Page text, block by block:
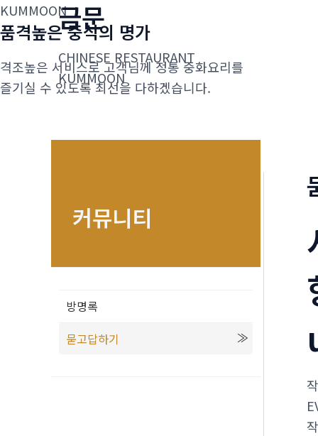
콘
텐
로
건
금문
CHINESE RESTAURANT
KUMMOON
KUMMOON
품격높은 중식의 명가
격조높은 서비스로 고객님께 정통 중화요리를
즐기실 수 있도록 최선을 다하겠습니다.
커뮤니티
방명록
묻고답하기